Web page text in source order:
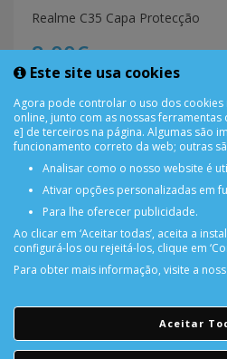
Realme C35 Capa Protecção
8,00€
Encomendas acima
Este site usa cookies
Agora pode controlar o uso dos cookies
online, junto com as nossas
e] de terceiros na página. Algumas são
funcionamento correto da web; outras
Analisar como o nosso website é
Ativar opções personalizadas em
Para lhe oferecer publicidade.
Ao clicar em ‘Aceitar todas’, aceita a
configurá-los ou rejeitá-los, clique em
Para obter mais informação, visite a
Aceitar